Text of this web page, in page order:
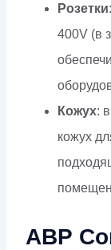
Розетки
400V (в
Кожух:
кожух
АВР